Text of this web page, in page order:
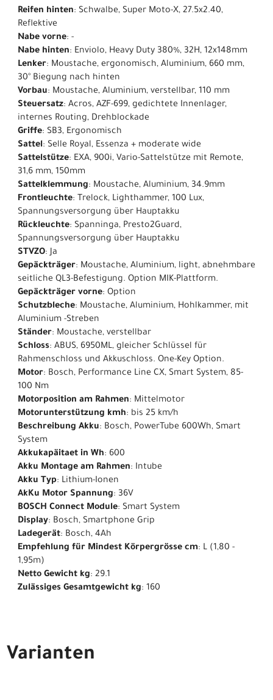
Reifen hinten: Schwalbe, Super Moto-X, 27.5x2.40,
Reflektive
Nabe vorne: -
Nabe hinten: Enviolo, Heavy Duty 380%, 32H, 12x148mm
Lenker: Moustache, ergonomisch, Aluminium, 660 mm,
30° Biegung nach hinten
Vorbau: Moustache, Aluminium, verstellbar, 110 mm
Steuersatz: Acros, AZF-699, gedichtete Innenlager,
internes Routing, Drehblockade
Griffe: SB3, Ergonomisch
Sattel: Selle Royal, Essenza + moderate wide
Sattelstütze: EXA, 900i, Vario-Sattelstütze mit Remote,
31,6 mm, 150mm
Sattelklemmung: Moustache, Aluminium, 34.9mm
Frontleuchte: Trelock, Lighthammer, 100 Lux,
Spannungsversorgung über Hauptakku
Rückleuchte: Spanninga, Presto2Guard,
Spannungsversorgung über Hauptakku
STVZO: Ja
Gepäckträger: Moustache, Aluminium, light, abnehmbare
seitliche QL3-Befestigung. Option MIK-Plattform.
Gepäckträger vorne: Option
Schutzbleche: Moustache, Aluminium, Hohlkammer, mit
Aluminium -Streben
Ständer: Moustache, verstellbar
Schloss: ABUS, 6950ML, gleicher Schlüssel für
Rahmenschloss und Akkuschloss. One-Key Option.
Motor: Bosch, Performance Line CX, Smart System, 85-
100 Nm
Motorposition am Rahmen: Mittelmotor
Motorunterstützung kmh: bis 25 km/h
Beschreibung Akku: Bosch, PowerTube 600Wh, Smart
System
Akkukapäitaet in Wh: 600
Akku Montage am Rahmen: Intube
Akku Typ: Lithium-Ionen
AkKu Motor Spannung: 36V
BOSCH Connect Module: Smart System
Display: Bosch, Smartphone Grip
Ladegerät: Bosch, 4Ah
Empfehlung für Mindest Körpergrösse cm: L (1,80 -
1,95m)
Netto Gewicht kg: 29.1
Zulässiges Gesamtgewicht kg: 160
Varianten